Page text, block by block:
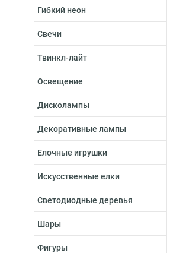
Гибкий неон
Свечи
Твинкл-лайт
Освещение
Дисколампы
Декоративные лампы
Елочные игрушки
Искусственные елки
Светодиодные деревья
Шары
Фигуры